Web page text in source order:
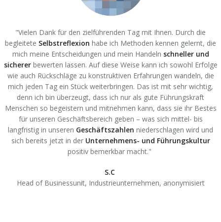
"Vielen Dank für den zielführenden Tag mit Ihnen. Durch die
begleitete Selbstreflexion habe ich Methoden kennen gelernt, die
mich meine Entscheidungen und mein Handeln schneller und
sicherer bewerten lassen. Auf diese Weise kann ich sowohl Erfolge
wie auch Rückschläge zu konstruktiven Erfahrungen wandeln, die
mich jeden Tag ein Stück weiterbringen. Das ist mit sehr wichtig,
denn ich bin überzeugt, dass ich nur als gute Führungskraft
Menschen so begeistern und mitnehmen kann, dass sie ihr Bestes
für unseren Geschäftsbereich geben – was sich mittel- bis
langfristig in unseren Geschäftszahlen niederschlagen wird und
sich bereits jetzt in der Unternehmens- und Führungskultur
positiv bemerkbar macht."
S.C
Head of Businessunit, Industrieunternehmen, anonymisiert